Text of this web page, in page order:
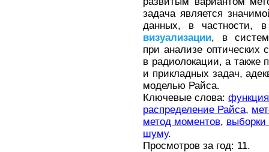
задача является
данных, в частности,
визуализации, в
при анализе оптических
в радиолокации, а также
и прикладных задач,
моделью Райса.
Ключевые слова:
распределение Райса,
метод моментов,
шуму.
Просмотров за год: 11.